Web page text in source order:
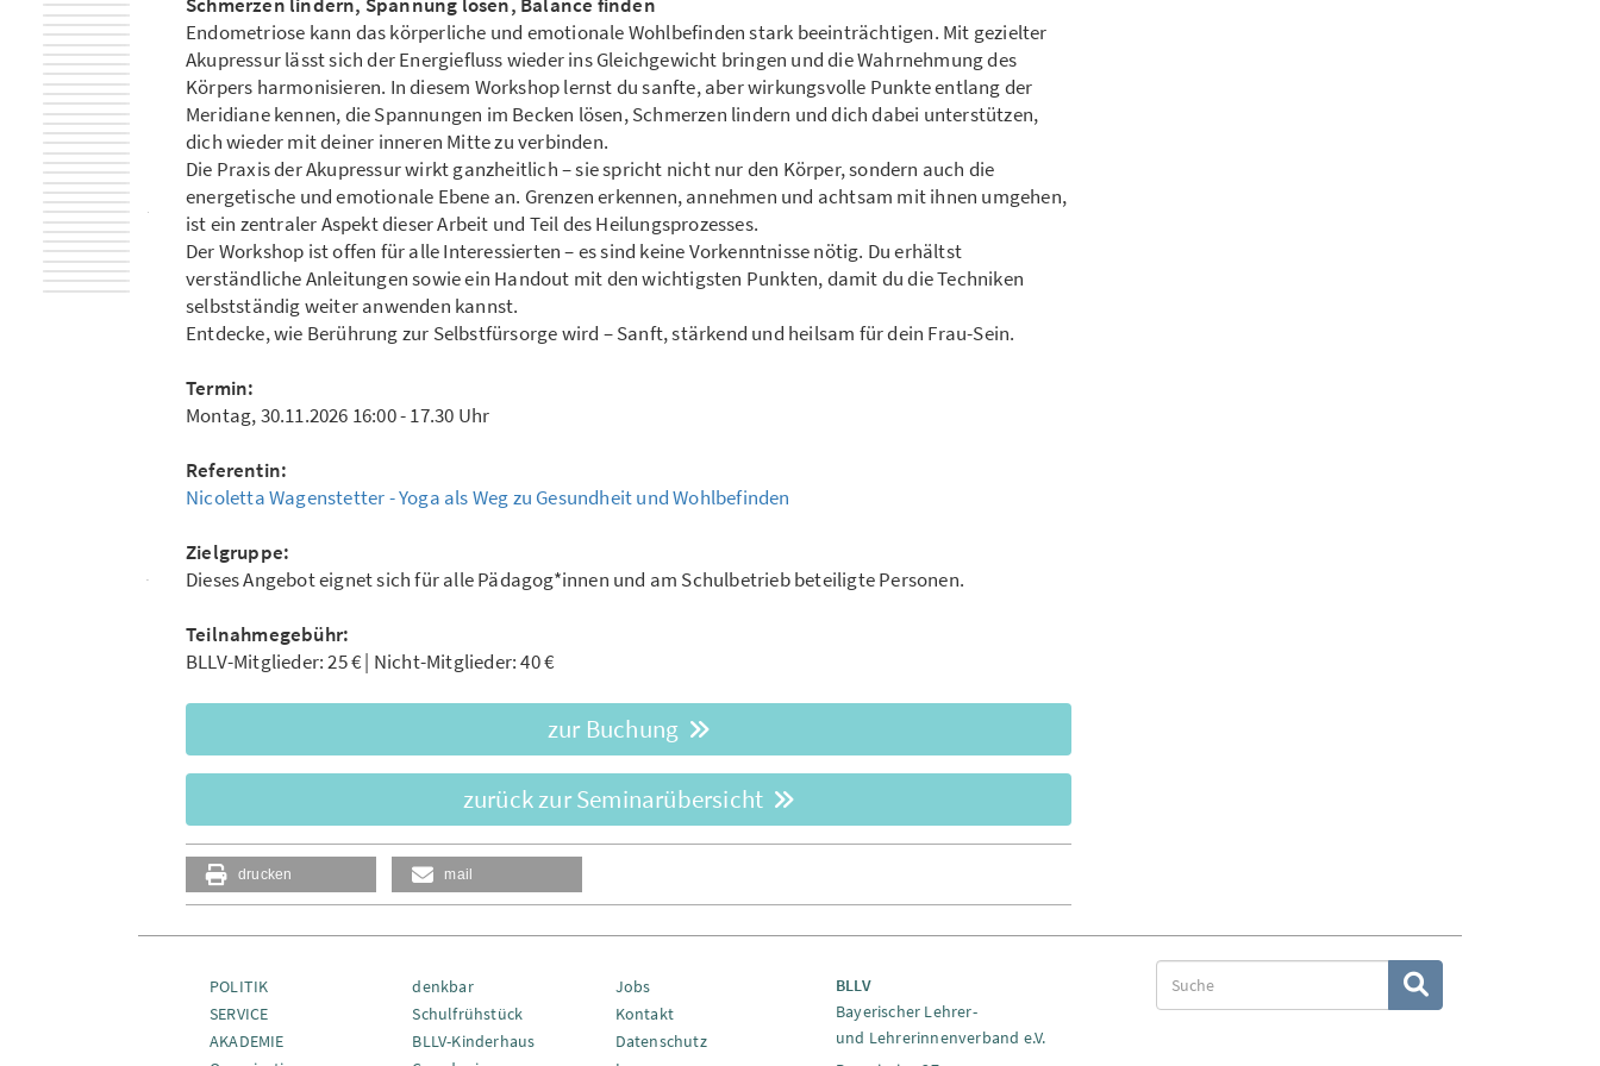
Endometriose kann das körperliche und emotionale Wohlbefinden stark beeinträchtigen. Mit gezielter
Akupressur lässt sich der Energiefluss wieder ins Gleichgewicht bringen und die Wahrnehmung des
Körpers harmonisieren. In diesem Workshop lernst du sanfte, aber wirkungsvolle Punkte entlang der
Meridiane kennen, die Spannungen im Becken lösen, Schmerzen lindern und dich dabei unterstützen,
dich wieder mit deiner inneren Mitte zu verbinden.
Die Praxis der Akupressur wirkt ganzheitlich – sie spricht nicht nur den Körper, sondern auch die
energetische und emotionale Ebene an. Grenzen erkennen, annehmen und achtsam mit ihnen umgehen,
ist ein zentraler Aspekt dieser Arbeit und Teil des Heilungsprozesses.
Der Workshop ist offen für alle Interessierten – es sind keine Vorkenntnisse nötig. Du erhältst
verständliche Anleitungen sowie ein Handout mit den wichtigsten Punkten, damit du die Techniken
selbstständig weiter anwenden kannst.
Entdecke, wie Berührung zur Selbstfürsorge wird – Sanft, stärkend und heilsam für dein Frau-Sein.
Termin:
Montag, 30.11.2026 16:00 - 17.30 Uhr
Referentin:
Nicoletta Wagenstetter - Yoga als Weg zu Gesundheit und Wohlbefinden
Zielgruppe:
Dieses Angebot eignet sich für alle Pädagog*innen und am Schulbetrieb beteiligte Personen.
Teilnahmegebühr:
BLLV-Mitglieder: 25 € | Nicht-Mitglieder: 40 €
zur Buchung
zurück zur Seminarübersicht
drucken mail
POLITIK
SERVICE
AKADEMIE
denkbar
Schulfrühstück
BLLV-Kinderhaus
Jobs
Kontakt
Datenschutz
BLLV
Bayerischer Lehrer-
und Lehrerinnenverband e.V.